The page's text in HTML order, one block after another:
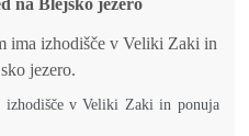
izhodišče v Veliki Zaki in ponuja